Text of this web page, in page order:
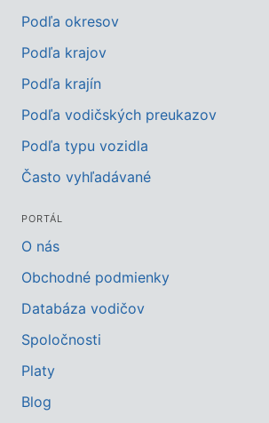
Podľa okresov
Podľa krajov
Podľa krajín
Podľa vodičských preukazov
Podľa typu vozidla
Často vyhľadávané
PORTÁL
O nás
Obchodné podmienky
Databáza vodičov
Spoločnosti
Platy
Blog